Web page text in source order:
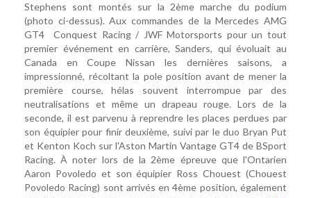
Stephens sont montés sur la 2ème marche du podium
(photo ci-dessus). Aux commandes de la Mercedes AMG
GT4 Conquest Racing / JWF Motorsports pour un tout
premier événement en carrière, Sanders, qui évoluait au
Canada en Coupe Nissan les dernières saisons, a
impressionné, récoltant la pole position avant de mener la
première course, hélas souvent interrompue par des
neutralisations et même un drapeau rouge. Lors de la
seconde, il est parvenu à reprendre les places perdues par
son équipier pour finir deuxième, suivi par le duo Bryan Put
et Kenton Koch sur l'Aston Martin Vantage GT4 de BSport
Racing. À noter lors de la 2ème épreuve que l'Ontarien
Aaron Povoledo et son équipier Ross Chouest (Chouest
Povoledo Racing) sont arrivés en 4ème position, également